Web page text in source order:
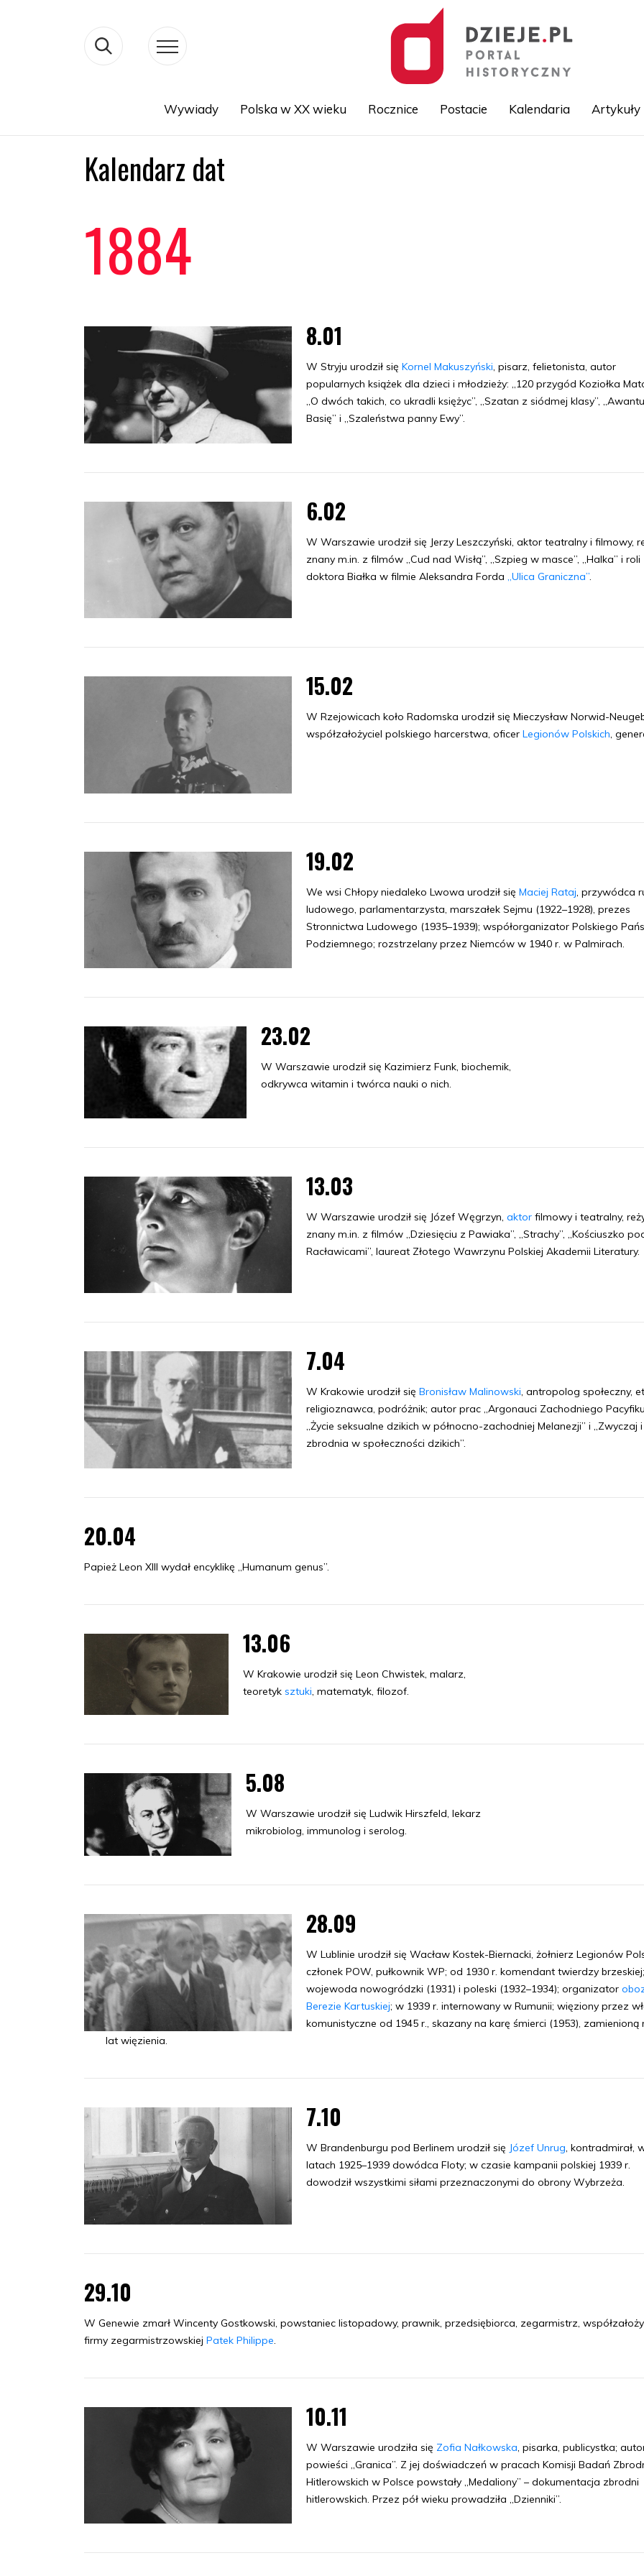
Wywiady Polska w XX wieku Rocznice Postacie Kalendaria Artykuły
Kalendarz dat
1884
8.01
W Stryju urodził się Kornel Makuszyński, pisarz, felietonista, autor
popularnych książek dla dzieci i młodzieży: „120 przygód Koziołka
„O dwóch takich, co ukradli księżyc”, „Szatan z siódmej klasy”,
Basię” i „Szaleństwa panny Ewy”.
6.02
W Warszawie urodził się Jerzy Leszczyński, aktor teatralny i filmowy,
znany m.in. z filmów „Cud nad Wisłą”, „Szpieg w masce”, „Halka” i roli
doktora Białka w filmie Aleksandra Forda
„Ulica Graniczna”.
15.02
W Rzejowicach koło Radomska urodził się Mieczysław Norwid-
współzałożyciel polskiego harcerstwa, oficer Legionów Polskich,
19.02
We wsi Chłopy niedaleko Lwowa urodził się Maciej Rataj , przywódca
ludowego, parlamentarzysta, marszałek Sejmu (1922–1928), prezes
Stronnictwa Ludowego (1935–1939); współorganizator Polskiego
Podziemnego; rozstrzelany przez Niemców w 1940 r. w Palmirach.
23.02
W Warszawie urodził się Kazimierz Funk, biochemik,
odkrywca witamin i twórca nauki o nich.
13.03
W Warszawie urodził się Józef Węgrzyn, aktorfilmowy i teatralny,
znany m.in. z filmów „Dziesięciu z Pawiaka”, „Strachy”, „Kościuszko
Racławicami”, laureat Złotego Wawrzynu Polskiej Akademii Literatury.
7.04
W Krakowie urodził się Bronisław Malinowski, antropolog społeczny,
religioznawca, podróżnik; autor prac „Argonauci Zachodniego
„Życie seksualne dzikich w północno-zachodniej Melanezji” i „Zwyczaj i
zbrodnia w społeczności dzikich”.
20.04
Papież Leon XIII wydał encyklikę „Humanum genus”.
13.06
W Krakowie urodził się Leon Chwistek, malarz,
teoretyksztuki , matematyk, filozof.
5.08
W Warszawie urodził się Ludwik Hirszfeld, lekarz
mikrobiolog, immunolog i serolog.
28.09
W Lublinie urodził się Wacław Kostek-Biernacki, żołnierz Legionów
członek POW, pułkownik WP; od 1930 r. komendant twierdzy brzeskiej;
wojewoda nowogródzki (1931) i poleski (1932–1934); organizator
Berezie Kartuskiej; w 1939 r. internowany w Rumunii; więziony przez
komunistyczne od 1945 r., skazany na karę śmierci (1953), zamienioną
lat więzienia.
7.10
W Brandenburgu pod Berlinem urodził się Józef Unrug, kontradmirał,
latach 1925–1939 dowódca Floty; w czasie kampanii polskiej 1939 r.
dowodził wszystkimi siłami przeznaczonymi do obrony Wybrzeża.
29.10
W Genewie zmarł Wincenty Gostkowski, powstaniec listopadowy, prawnik, przedsiębiorca, zegarmistrz,
firmy zegarmistrzowskiej Patek Philippe
10.11
W Warszawie urodziła się Zofia Nałkowska , pisarka, publicystka;
powieści „Granica”. Z jej doświadczeń w pracach Komisji Badań
Hitlerowskich w Polsce powstały „Medaliony” – dokumentacja zbrodni
hitlerowskich. Przez pół wieku prowadziła „Dzienniki”.